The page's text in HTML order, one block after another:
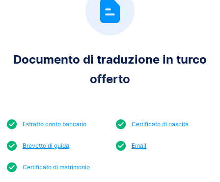
Documento di traduzione in turco
offerto
Estratto conto bancario Certificato di nascita
Brevetto di guida Email
Certificato di matrimonio